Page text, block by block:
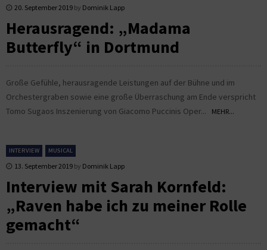
20. September 2019 by Dominik Lapp
Herausragend: „Madama
Butterfly“ in Dortmund
Große Gefühle, herausragende Leistungen auf der Bühne und im
Orchestergraben sowie eine große Überraschung am Ende verspricht
Tomo Sugaos Inszenierung von Giacomo Puccinis Oper...
MEHR...
INTERVIEW MUSICAL
13. September 2019 by Dominik Lapp
Interview mit Sarah Kornfeld:
„Raven habe ich zu meiner Rolle
gemacht“